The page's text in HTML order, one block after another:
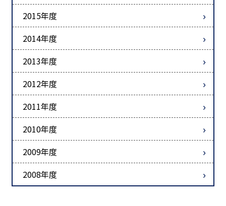
2015年度
2014年度
2013年度
2012年度
2011年度
2010年度
2009年度
2008年度